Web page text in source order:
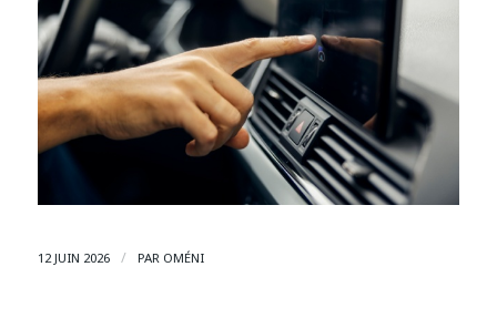
12 JUIN 2026 / PAR OMÉNI